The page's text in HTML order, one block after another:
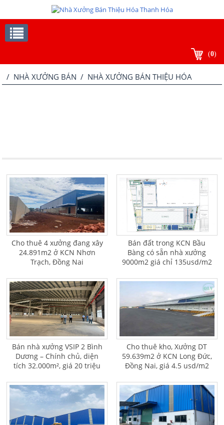
(0)
/ NHÀ XƯỞNG BÁN / NHÀ XƯỞNG BÁN THIỆU HÓA
Cho thuê 4 xưởng đang xây
24.891m2 ở KCN Nhơn
Trạch, Đồng Nai
Bán đất trong KCN Bầu
Bàng có sẵn nhà xưởng
9000m2 giá chỉ 135usd/m2
Bán nhà xưởng VSIP 2 Bình
Dương – Chính chủ, diện
tích 32.000m², giá 20 triệu
Cho thuê kho, Xưởng DT
59.639m2 ở KCN Long Đức,
Đồng Nai, giá 4.5 usd/m2